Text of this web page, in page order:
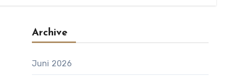
Archive
Juni 2026